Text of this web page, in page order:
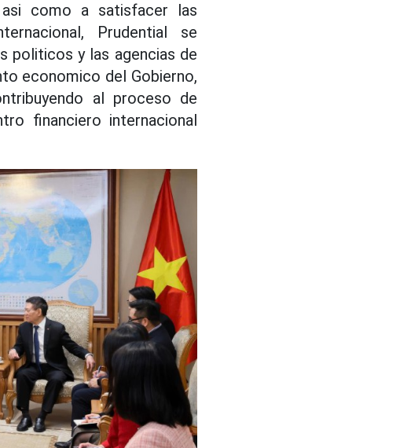
asi como a satisfacer las
Prudential se
politicos y las agencias de
economico del Gobierno,
al proceso de
financiero internacional